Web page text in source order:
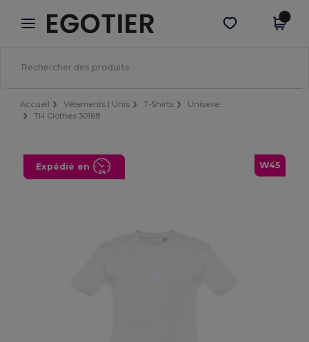
× Appli Egotier
Meilleurs prix sur l’app !
Obtenir l'appli
Accueil Vêtements | Unis T-Shirts
Unisexe
TH Clothes 30168
W45
Expédié en